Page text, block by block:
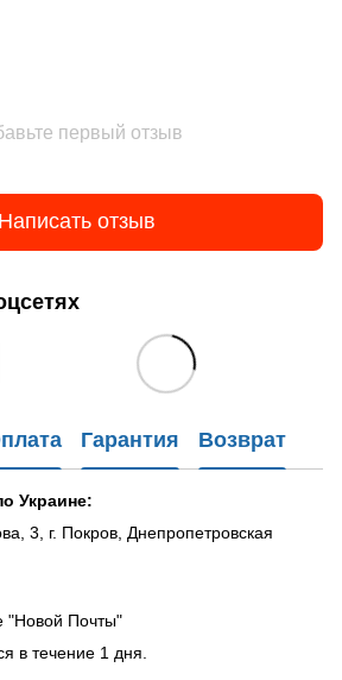
первый отзыв
Написать отзыв
Гарантия Возврат
Украине:
3, г. Покров, Днепропетровская
"Новой Почты"
в течение 1 дня.